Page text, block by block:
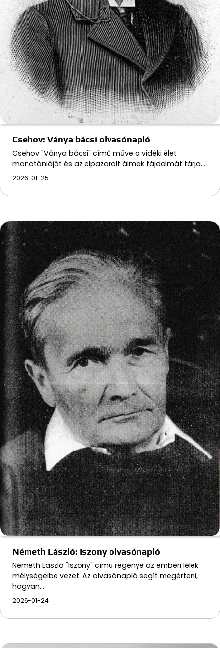
Csehov: Ványa bácsi olvasónapló
Csehov "Ványa bácsi" című műve a vidéki élet
monotóniáját és az elpazarolt álmok fájdalmát tárja…
2026-01-25
Németh László: Iszony olvasónapló
Németh László "Iszony" című regénye az emberi lélek
mélységeibe vezet. Az olvasónapló segít megérteni,
hogyan…
2026-01-24